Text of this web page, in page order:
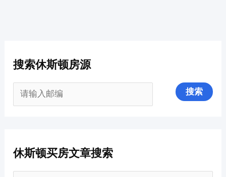
搜索休斯顿房源
休斯顿买房文章搜索